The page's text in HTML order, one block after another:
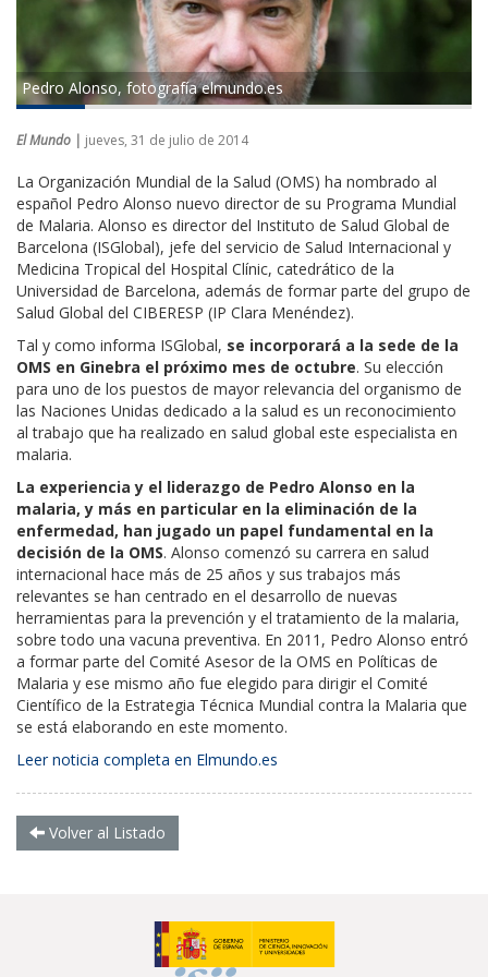
Pedro Alonso, fotografía elmundo.es
El Mundo | jueves, 31 de julio de 2014
La Organización Mundial de la Salud (OMS) ha nombrado al
español Pedro Alonso nuevo director de su Programa Mundial
de Malaria. Alonso es director del Instituto de Salud Global de
Barcelona (ISGlobal), jefe del servicio de Salud Internacional y
Medicina Tropical del Hospital Clínic, catedrático de la
Universidad de Barcelona, además de formar parte del grupo de
Salud Global del CIBERESP (IP Clara Menéndez).
Tal y como informa ISGlobal, se incorporará a la sede de la
OMS en Ginebra el próximo mes de octubre. Su elección
para uno de los puestos de mayor relevancia del organismo de
las Naciones Unidas dedicado a la salud es un reconocimiento
al trabajo que ha realizado en salud global este especialista en
malaria.
La experiencia y el liderazgo de Pedro Alonso en la
malaria, y más en particular en la eliminación de la
enfermedad, han jugado un papel fundamental en la
decisión de la OMS. Alonso comenzó su carrera en salud
internacional hace más de 25 años y sus trabajos más
relevantes se han centrado en el desarrollo de nuevas
herramientas para la prevención y el tratamiento de la malaria,
sobre todo una vacuna preventiva. En 2011, Pedro Alonso entró
a formar parte del Comité Asesor de la OMS en Políticas de
Malaria y ese mismo año fue elegido para dirigir el Comité
Científico de la Estrategia Técnica Mundial contra la Malaria que
se está elaborando en este momento.
Leer noticia completa en Elmundo.es
Volver al Listado